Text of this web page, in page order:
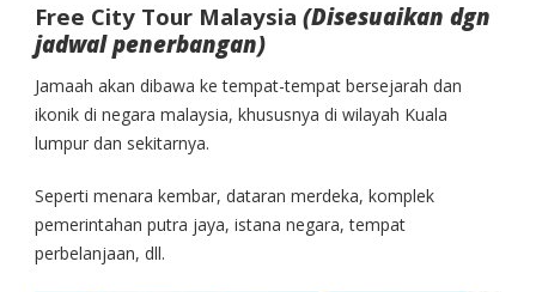
Free City Tour Malaysia (Disesuaikan dgn
jadwal penerbangan)
Jamaah akan dibawa ke tempat-tempat bersejarah dan
ikonik di negara malaysia, khususnya di wilayah Kuala
lumpur dan sekitarnya.
Seperti menara kembar, dataran merdeka, komplek
pemerintahan putra jaya, istana negara, tempat
perbelanjaan, dll.